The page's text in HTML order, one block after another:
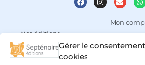
Gérer le
cookies
Nos éditions
Auteurs
Mon